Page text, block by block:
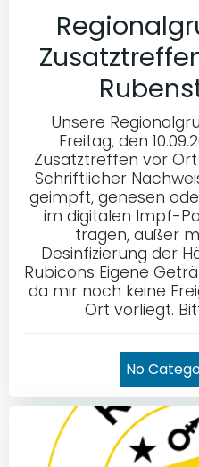
Unsere
Freitag, den
Zusatztreffen vor Ort
Schriftlicher
geimpft, genesen
im digitalen Impf-
tragen, außer
Desinfizierung der
Rubicons Eigene
da mir noch keine
Ort vorliegt.
No